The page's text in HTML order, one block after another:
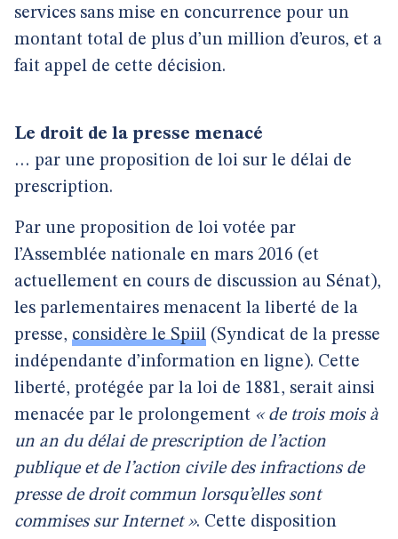
services sans mise en concurrence pour un
montant total de plus d’un million d’euros, et a
fait appel de cette décision.
Le droit de la presse menacé
… par une proposition de loi sur le délai de
prescription.
Par une proposition de loi votée par
l’Assemblée nationale en mars 2016 (et
actuellement en cours de discussion au Sénat),
les parlementaires menacent la liberté de la
presse, considère le Spiil (Syndicat de la presse
indépendante d’information en ligne). Cette
liberté, protégée par la loi de 1881, serait ainsi
menacée par le prolongement « de trois mois à
un an du délai de prescription de l’action
publique et de l’action civile des infractions de
presse de droit commun lorsqu’elles sont
commises sur Internet ». Cette disposition